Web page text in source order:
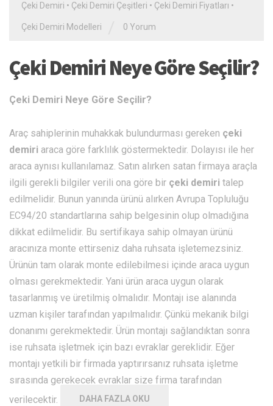
Çeki Demiri • Çeki Demiri Çeşitleri • Çeki Demiri Fiyatları •
Çeki Demiri Modelleri 0 Yorum
Çeki Demiri Neye Göre Seçilir?
Çeki Demiri Neye Göre Seçilir?
Araç sahiplerinin muhakkak bulundurması gereken çeki
demiri araca göre farklılık göstermektedir. Dolayısı ile her
araca aynısı kullanılamaz. Satın alırken satan firmaya araçla
ilgili gerekli bilgiler verili ona göre bir çeki demiri talep
edilmelidir. Bunun yanında ürünü alırken Avrupa Topluluğu
EC94/20 standartlarına sahip belgesinin olup olmadığına
dikkat edilmelidir. Bu sertifikaya sahip olmayan ürünü
aracınıza monte ettirseniz daha ruhsata işletemezsiniz.
Ürünün tam olarak monte edilebilmesi içinde araca uygun
olması gerekmektedir. Yani ürün araca uygun olarak
tasarlanmış ve üretilmiş olmalıdır. Montajı ise alanında
uzman kişiler tarafından yapılmalıdır. Çünkü mekanik bilgi
donanımı gerekmektedir. Ürün montajı sağlandıktan sonra
ise ruhsata işletmek için bazı evraklar gereklidir. Eğer
montajı yetkili bir firmada yaptırırsanız ruhsata işletme
sırasında gerekecek evraklar size firma tarafından
verilecektir.
DAHA FAZLA OKU